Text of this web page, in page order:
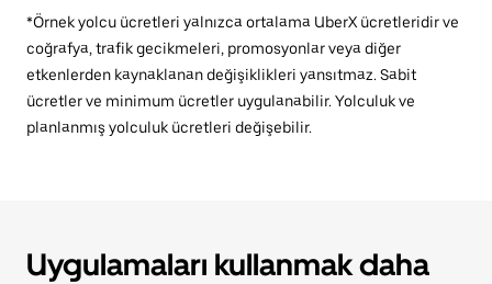
*Örnek yolcu ücretleri yalnızca ortalama UberX ücretleridir ve
coğrafya, trafik gecikmeleri, promosyonlar veya diğer
etkenlerden kaynaklanan değişiklikleri yansıtmaz. Sabit
ücretler ve minimum ücretler uygulanabilir. Yolculuk ve
planlanmış yolculuk ücretleri değişebilir.
Uygulamaları kullanmak daha